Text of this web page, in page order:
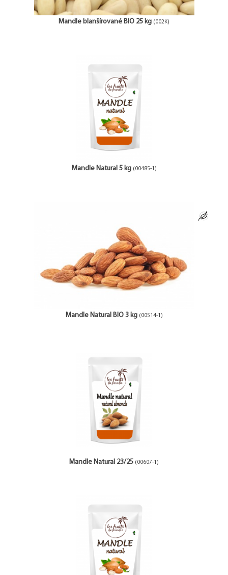
Mandle blanšírované BIO 25 kg (002K)
Mandle Natural 5 kg (00485-1)
Mandle Natural BIO 3 kg (00514-1)
Mandle Natural 23/25 (00607-1)